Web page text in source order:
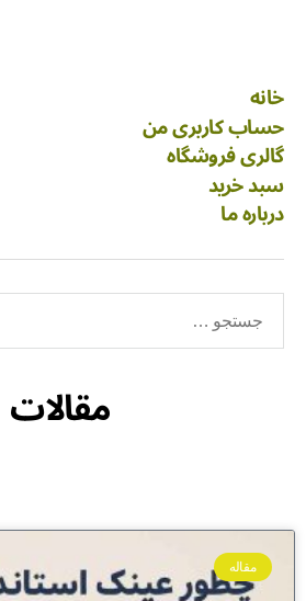
خانه
حساب کاربری من
گالری فروشگاه
سبد خرید
درباره ما
مقالات
مقاله